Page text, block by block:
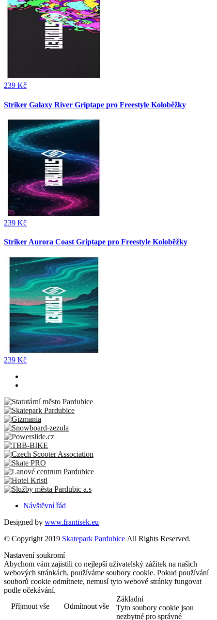
239 Kč
Striker Galaxy River Griptape pro Freestyle Koloběžky
239 Kč
Striker Aurora Coast Griptape pro Freestyle Koloběžky
239 Kč
Návštěvní řád
Designed by www.frantisek.eu
© Copyright 2019 Skatepark Pardubice All Rights Reserved.
Nastavení soukromí
Abychom vám zajistili co nejlepší uživatelský zážitek na našich
webových stránkách, používáme soubory cookie. Pokud používání
souborů cookie odmítnete, nemusí tyto webové stránky fungovat
podle očekávání.
Příjmout vše
Odmítnout vše
Základní
Tyto soubory cookie jsou
nezbytné pro správné